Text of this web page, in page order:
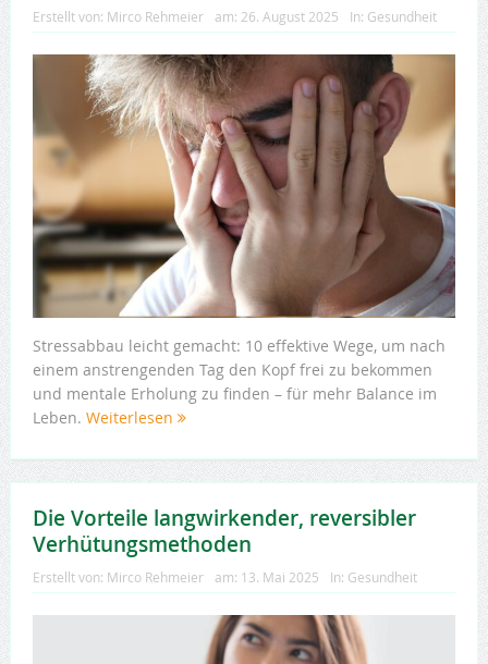
Erstellt von: Mirco Rehmeier am: 26. August 2025 In: Gesundheit
Stressabbau leicht gemacht: 10 effektive Wege, um nach
einem anstrengenden Tag den Kopf frei zu bekommen
und mentale Erholung zu finden – für mehr Balance im
Leben. Weiterlesen
Die Vorteile langwirkender, reversibler
Verhütungsmethoden
Erstellt von: Mirco Rehmeier am: 13. Mai 2025 In: Gesundheit